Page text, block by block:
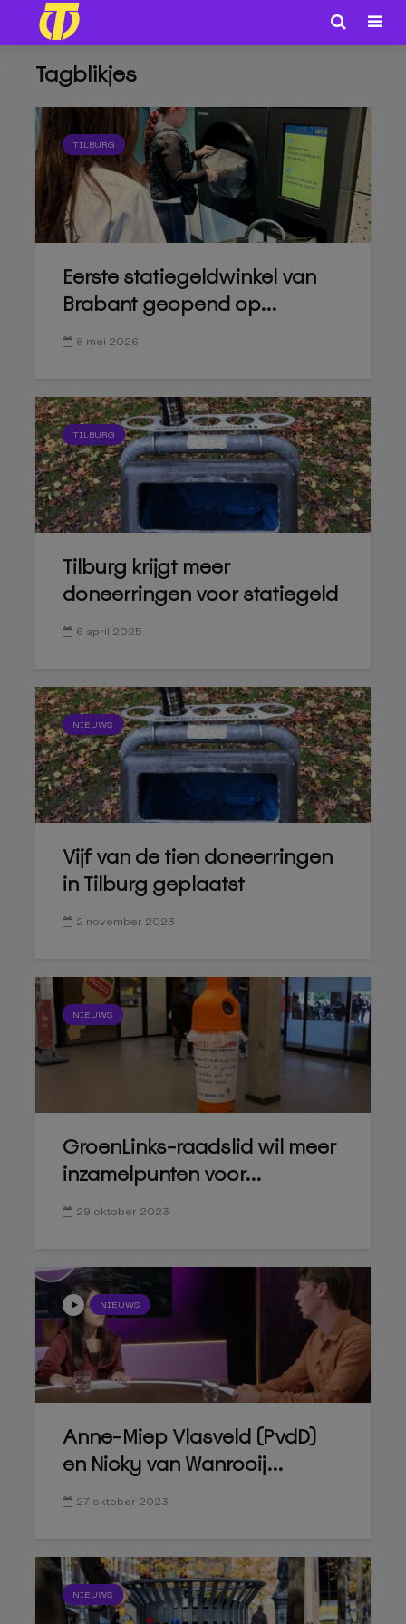
Tagblikjes
TILBURG
Eerste statiegeldwinkel van
Brabant geopend op...
8 mei 2026
TILBURG
Tilburg krijgt meer
doneerringen voor statiegeld
6 april 2025
NIEUWS
Vijf van de tien doneerringen
in Tilburg geplaatst
2 november 2023
NIEUWS
GroenLinks-raadslid wil meer
inzamelpunten voor...
29 oktober 2023
NIEUWS
Anne-Miep Vlasveld (PvdD)
en Nicky van Wanrooij...
27 oktober 2023
NIEUWS